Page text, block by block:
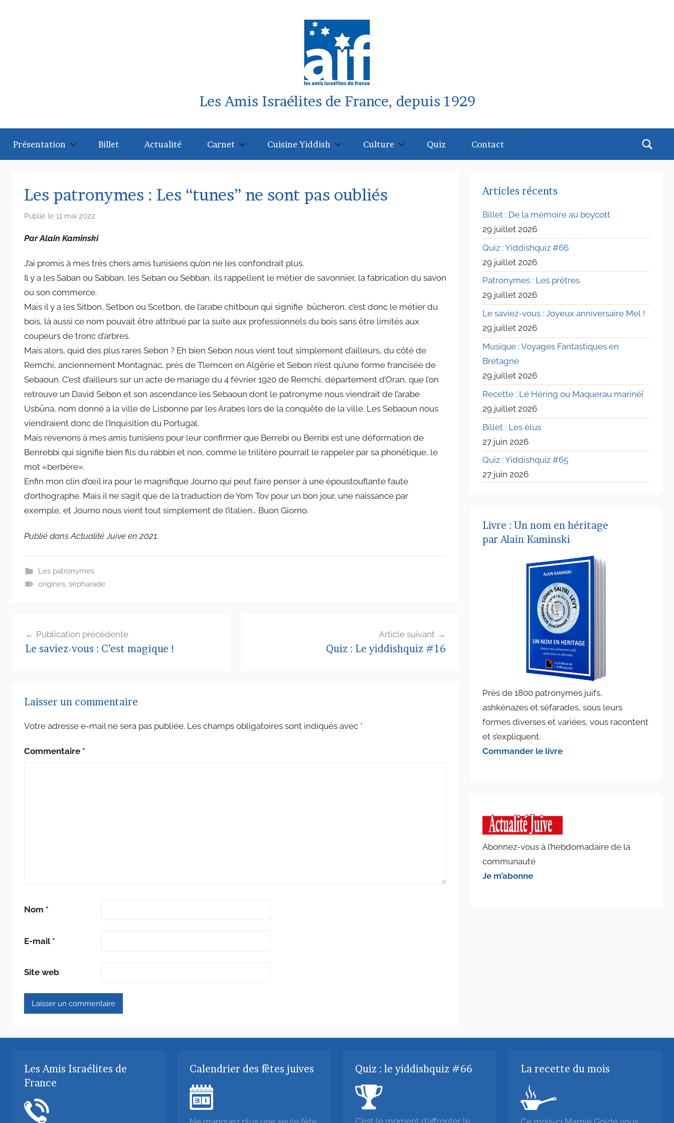
Les Amis Israélites de France, depuis 1929
Présentation Billet Actualité Carnet Cuisine Yiddish Culture Quiz Contact
Les patronymes : Les “tunes” ne sont pas oubliés
Publié le 11 mai 2022
r
d
m
i
n
6
5
Par Alain Kaminski
J’ai promis à mes très chers amis tunisiens qu’on ne les confondrait plus.
Il y a les Saban ou Sabban, les Seban ou Sebban, ils rappellent le métier de savonnier, la fabrication du savon
ou son commerce.
Mais il y a les Sitbon, Setbon ou Scetbon, de l’arabe chitboun qui signifie bûcheron, c’est donc le métier du
bois, là aussi ce nom pouvait être attribué par la suite aux professionnels du bois sans être limités aux
coupeurs de tronc d’arbres.
Mais alors, quid des plus rares Sebon ? Eh bien Sebon nous vient tout simplement d’ailleurs, du côté de
Remchi, anciennement Montagnac, près de Tlemcen en Algérie et Sebon n’est qu’une forme francisée de
Sebaoun. C’est d’ailleurs sur un acte de mariage du 4 février 1920 de Remchi, département d’Oran, que l’on
retrouve un David Sebon et son ascendance les Sebaoun dont le patronyme nous viendrait de l’arabe
Usbûna, nom donné à la ville de Lisbonne par les Arabes lors de la conquête de la ville. Les Sebaoun nous
viendraient donc de l’Inquisition du Portugal.
Mais revenons à mes amis tunisiens pour leur confirmer que Berrebi ou Berribi est une déformation de
Benrebbi qui signifie bien fils du rabbin et non, comme le trilitère pourrait le rappeler par sa phonétique, le
mot «berbère».
Enfin mon clin d’œil ira pour le magnifique Journo qui peut faire penser à une époustouflante faute
d’orthographe. Mais il ne s’agit que de la traduction de Yom Tov pour un bon jour, une naissance par
exemple, et Journo nous vient tout simplement de l’italien… Buon Giorno.
Publié dans Actualité Juive en 2021.
Les patronymes
origines, sépharade
de
Publication précédente
Le saviez-vous : C’est magique !
Article suivant
Quiz : Le yiddishquiz #16
Laisser un commentaire
Votre adresse e-mail ne sera pas publiée. Les champs obligatoires sont indiqués avec *
Commentaire *
Nom *
E-mail *
Site web
Articles récents
Billet : De la mémoire au boycott
29 juillet 2026
Quiz : Yiddishquiz #66
29 juillet 2026
Patronymes : Les prêtres
29 juillet 2026
Le saviez-vous : Joyeux anniversaire Mel !
29 juillet 2026
Musique : Voyages Fantastiques en
Bretagne
29 juillet 2026
Recette : Lé Héring ou Maquerau marinéï
29 juillet 2026
Billet : Les élus
27 juin 2026
Quiz : Yiddishquiz #65
27 juin 2026
Livre : Un nom en héritage
par Alain Kaminski
Près de 1800 patronymes juifs,
ashkénazes et séfarades, sous leurs
formes diverses et variées, vous racontent
et s’expliquent.
Commander le livre
Abonnez-vous à l’hebdomadaire de la
communauté
Je m’abonne
Les Amis Israélites de
France
Calendrier des fêtes juives Quiz : le yiddishquiz #66 La recette du mois